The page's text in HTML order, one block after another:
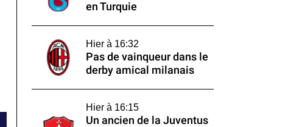
en Turquie
Hier à 16:32
Pas de vainqueur dans le
derby amical milanais
Hier à 16:15
Un ancien de la Juventus